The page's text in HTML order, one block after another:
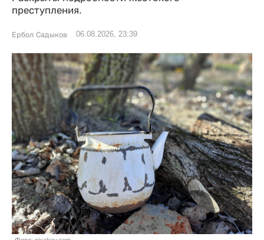
преступления.
Ербол Садыков 06.08.2026, 23:39